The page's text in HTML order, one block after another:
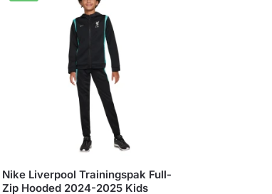
Nike Liverpool Trainingspak Full-
Zip Hooded 2024-2025 Kids